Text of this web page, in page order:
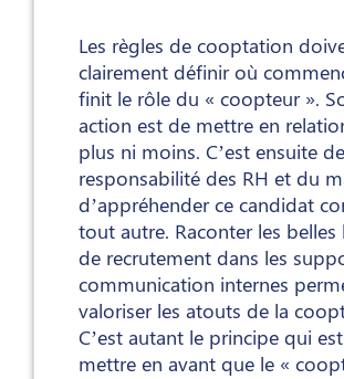
Les règles de cooptation
clairement définir où
finit le rôle du « coopteur ».
action est de mettre en
plus ni moins. C’est ensuite
responsabilité des RH et du
d’appréhender ce candidat
tout autre. Raconter les belles
de recrutement dans les
communication internes
valoriser les atouts de la
C’est autant le principe qui
mettre en avant que le «